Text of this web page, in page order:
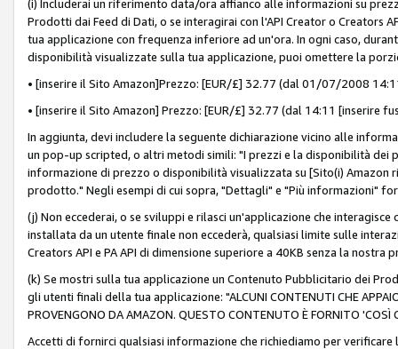
(i) Includerai un riferimento data/ora affianco alle informazioni su
Prodotti dai Feed di Dati, o se interagirai con l'API Creator o Creators
tua applicazione con frequenza inferiore ad un'ora. In ogni caso,
disponibilità visualizzate sulla tua applicazione, puoi omettere la
• [inserire il Sito Amazon]Prezzo: [EUR/£] 32.77 (dal 01/07/2008
• [inserire il Sito Amazon] Prezzo: [EUR/£] 32.77 (dal 14:11 [inserire
In aggiunta, devi includere la seguente dichiarazione vicino alle
un pop-up scripted, o altri metodi simili: "I prezzi e la disponibilità
informazione di prezzo o disponibilità visualizzata su [Sito(i)
prodotto." Negli esempi di cui sopra, "Dettagli" e "Più informazioni"
(j) Non eccederai, o se sviluppi e rilasci un'applicazione che interagisce
installata da un utente finale non eccederà, qualsiasi limite sulle
Creators API e PA API di dimensione superiore a 40KB senza la nostra
(k) Se mostri sulla tua applicazione un Contenuto Pubblicitario dei
gli utenti finali della tua applicazione: "ALCUNI CONTENUTI CHE
PROVENGONO DA AMAZON. QUESTO CONTENUTO È FORNITO
Accetti di fornirci qualsiasi informazione che richiediamo per